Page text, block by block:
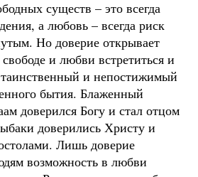
существ – это всегда
а любовь – всегда риск
Но доверие открывает
и любви встретиться и
и непостижимый
бытия. Блаженный
доверился Богу и стал отцом
доверились Христу и
Лишь доверие
возможность в любви